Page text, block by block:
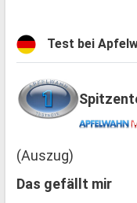
Test bei
(Auszug)
Das gefällt mir